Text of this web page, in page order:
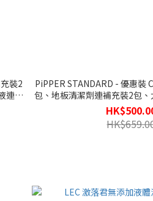
裝2
連補
PiPPER STANDARD - 優惠裝
包、地板清潔劑連補充裝2包
補充裝2包 (供應